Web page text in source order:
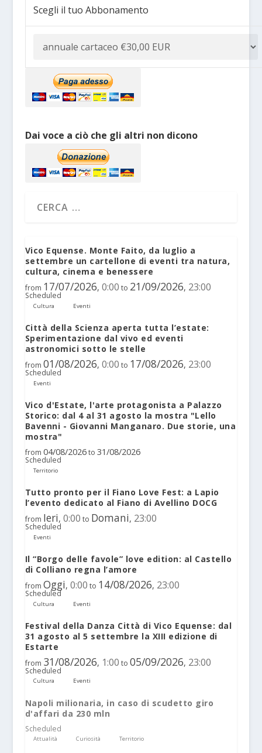
Scegli il tuo Abbonamento
Dai voce a ciò che gli altri non dicono
Vico Equense. Monte Faito, da luglio a
settembre un cartellone di eventi tra natura,
cultura, cinema e benessere
from 17/07/2026, 0:00 to 21/09/2026, 23:00
Scheduled
Cultura Eventi
Città della Scienza aperta tutta l’estate:
Sperimentazione dal vivo ed eventi
astronomici sotto le stelle
from 01/08/2026, 0:00 to 17/08/2026, 23:00
Scheduled
Eventi
Vico d'Estate, l'arte protagonista a Palazzo
Storico: dal 4 al 31 agosto la mostra "Lello
Bavenni - Giovanni Manganaro. Due storie, una
mostra"
from 04/08/2026 to 31/08/2026
Scheduled
Territorio
Tutto pronto per il Fiano Love Fest: a Lapio
l’evento dedicato al Fiano di Avellino DOCG
from Ieri, 0:00 to Domani, 23:00
Scheduled
Eventi
Il “Borgo delle favole” love edition: al Castello
di Colliano regna l’amore
from Oggi, 0:00 to 14/08/2026, 23:00
Scheduled
Cultura Eventi
Festival della Danza Città di Vico Equense: dal
31 agosto al 5 settembre la XIII edizione di
Estarte
from 31/08/2026, 1:00 to 05/09/2026, 23:00
Scheduled
Cultura Eventi
Napoli milionaria, in caso di scudetto giro
d'affari da 230 mln
Scheduled
Attualità Curiosità Territorio